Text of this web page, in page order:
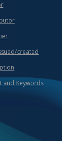
created
and Keywords